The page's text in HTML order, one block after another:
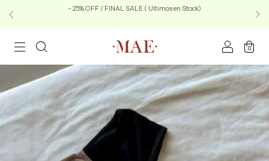
- 25% OFF / FINAL SALE ( Ultimos en Stock)
0